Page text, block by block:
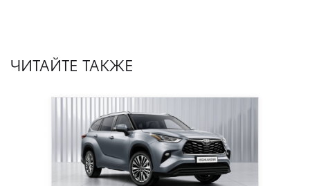
ЧИТАЙТЕ ТАКЖЕ